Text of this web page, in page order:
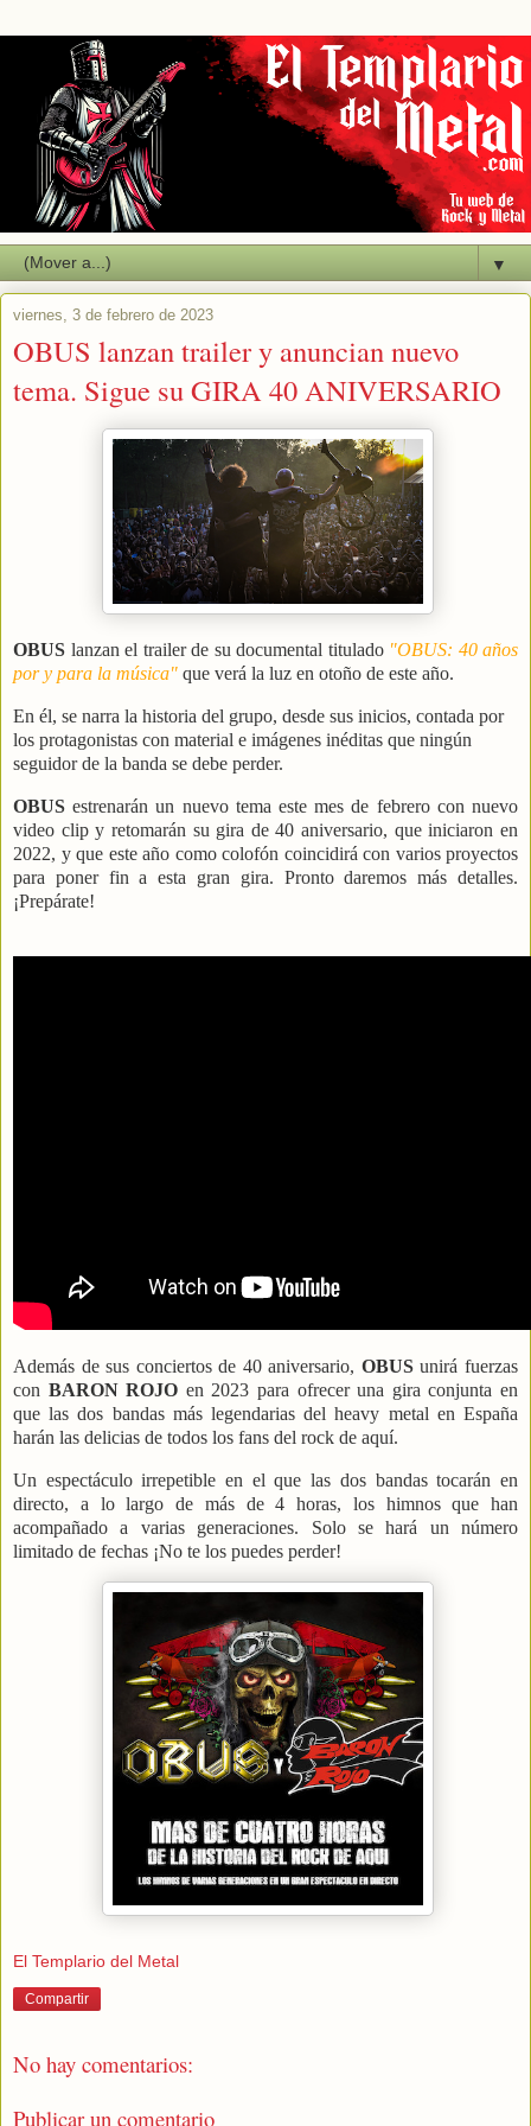
▼
viernes, 3 de febrero de 2023
OBUS lanzan trailer y anuncian nuevo
tema. Sigue su GIRA 40 ANIVERSARIO
OBUS lanzan el trailer de su documental titulado"OBUS: 40 años
por y para la música" que verá la luz en otoño de este año.
En él, se narra la historia del grupo, desde sus inicios, contada por
los protagonistas con material e imágenes inéditas que ningún
seguidor de la banda se debe perder.
OBUSestrenarán un nuevo tema este mes de febrero con nuevo
video clip y retomarán su gira de 40 aniversario, que iniciaron en
2022, y que este año como colofón coincidirá con varios proyectos
para poner fin a esta gran gira. Pronto daremos más detalles.
¡Prepárate!
Además de sus conciertos de 40 aniversario, OBUSunirá fuerzas
con BARON ROJO en 2023 para ofrecer una gira conjunta en
que las dos bandas más legendarias del heavy metal en España
harán las delicias de todos los fans del rock de aquí.
Un espectáculo irrepetible en el que las dos bandas tocarán en
directo, a lo largo de más de 4 horas, los himnos que han
acompañado a varias generaciones. Solo se hará un número
limitado de fechas ¡No te los puedes perder!
El Templario del Metal
Compartir
No hay comentarios:
Publicar un comentario